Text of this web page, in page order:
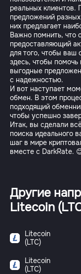
реальных клиентов.
предложений
них предлагает
Важно помнить,
предоставляющий
для того, чтобы
здесь, чтобы
выгодные
с надежностью.
И вот наступает
обмен. В этом
подходящий
чтобы успешно
Итак, вы сделали
поиска идеального
шаг в мире
вместе с DarkRate.
Другие
Litecoin
Litecoin
(LTC)
Litecoin
(LTC)